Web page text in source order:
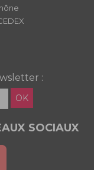
:
OK
SOCIAUX